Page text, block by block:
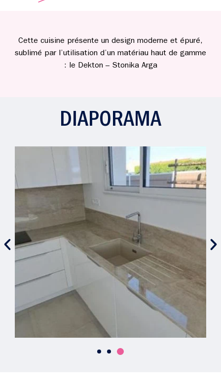
Cette cuisine présente un design moderne et épuré,
sublimé par l’utilisation d’un matériau haut de gamme
: le Dekton – Stonika Arga
DIAPORAMA